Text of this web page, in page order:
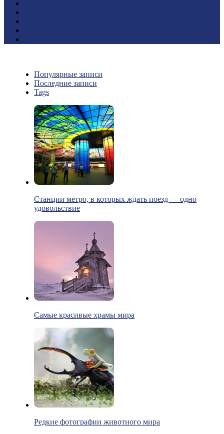
Популярные записи
Последние записи
Tags
Станции метро, в которых ждать поезд — одно
удовольствие
Самые красивые храмы мира
Редкие фотографии животного мира